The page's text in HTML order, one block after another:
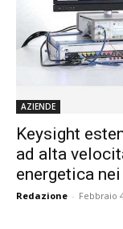
AZIENDE
Keysight
ad alta
energetica
Redazione - Febbraio